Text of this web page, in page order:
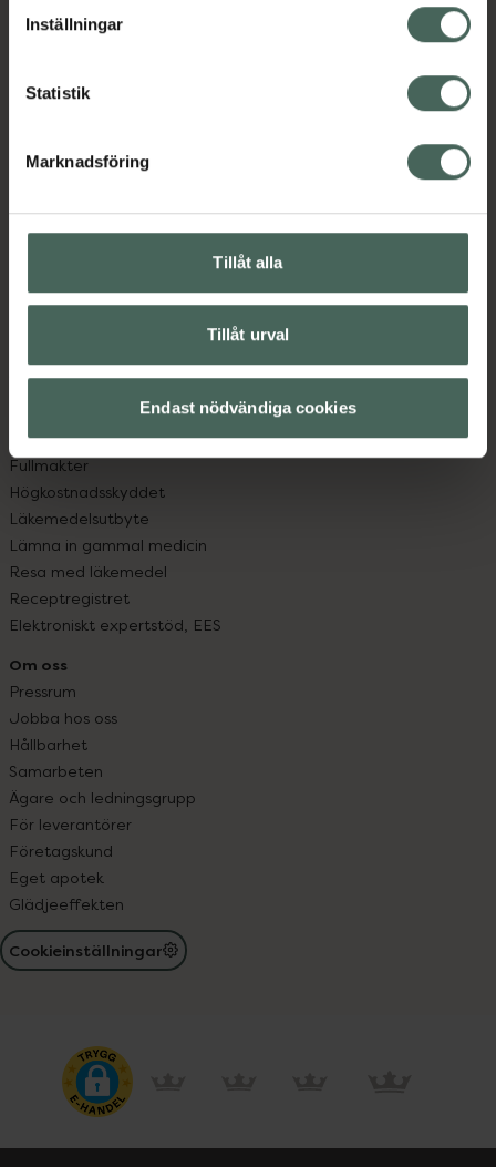
lagligheten av behandling som skett innan återkallelsen.
Inställningar
Statistik
Marknadsföring
Tillåt alla
Tillåt urval
Endast nödvändiga cookies
syd till Lappland i norr, och online i mobilen och på
datorn. Oavsett vem du är så är det vårt uppdrag att
hjälpa just dig att må lite bättre. Välkommen att prata
med oss.
Kundservice
Vanliga frågor
Hitta apotek
Leverans, betalning och retur
App
Om recept och läkemedel
Fullmakter
Högkostnadsskyddet
Läkemedelsutbyte
Lämna in gammal medicin
Resa med läkemedel
Receptregistret
Elektroniskt expertstöd, EES
Om oss
Pressrum
Jobba hos oss
Hållbarhet
Samarbeten
Ägare och ledningsgrupp
För leverantörer
Företagskund
Eget apotek
Glädjeeffekten
Cookieinställningar